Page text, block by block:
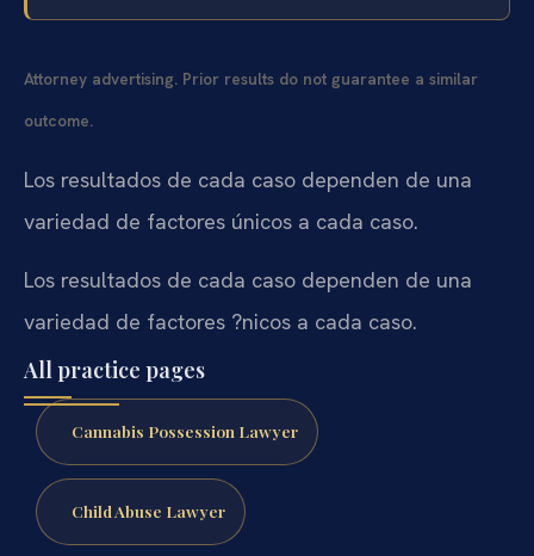
Attorney advertising. Prior results do not guarantee a similar
outcome.
Los resultados de cada caso dependen de una
variedad de factores únicos a cada caso.
Los resultados de cada caso dependen de una
variedad de factores ?nicos a cada caso.
All practice pages
Cannabis Possession Lawyer
Child Abuse Lawyer